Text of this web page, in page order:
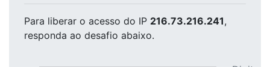
Para liberar o acesso do IP 216.73.216.241,
responda ao desafio abaixo.